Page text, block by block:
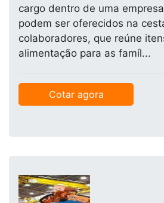
cargo dentro de uma
podem ser oferecidos na
colaboradores, que reúne
alimentação para as famíl...
Cotar agora